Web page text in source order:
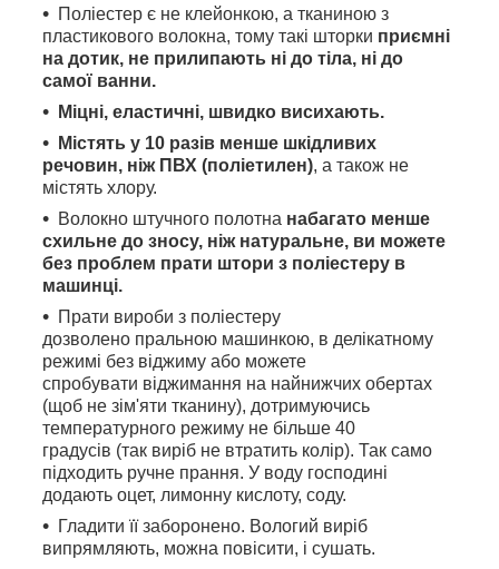
Поліестер є не клейонкою, а тканиною з
пластикового волокна, тому такі шторки приємні
на дотик, не прилипають ні до тіла, ні до
самої ванни.
Міцні, еластичні, швидко висихають.
Містять у 10 разів менше шкідливих
речовин, ніж ПВХ (поліетилен), а також не
містять хлору.
Волокно штучного полотна набагато менше
схильне до зносу, ніж натуральне, ви можете
без проблем прати штори з поліестеру в
машинці.
Прати вироби з поліестеру
дозволено пральною машинкою, в делікатному
режимі без віджиму або можете
спробувати віджимання на найнижчих обертах
(щоб не зім'яти тканину), дотримуючись
температурного режиму не більше 40
градусів (так виріб не втратить колір). Так само
підходить ручне прання. У воду господині
додають оцет, лимонну кислоту, соду.
Гладити її заборонено. Вологий виріб
випрямляють, можна повісити, і сушать.